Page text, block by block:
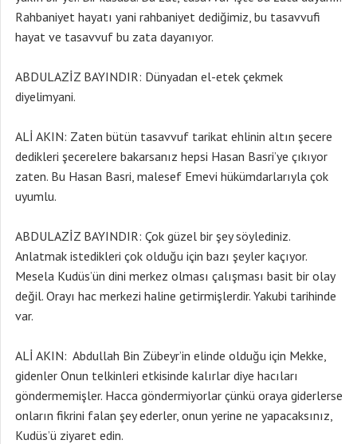
Rahbaniyet hayatı yani rahbaniyet dediğimiz, bu tasavvufi
hayat ve tasavvuf bu zata dayanıyor.
ABDULAZİZ BAYINDIR: Dünyadan el-etek çekmek
diyelimyani.
ALİ AKIN: Zaten bütün tasavvuf tarikat ehlinin altın şecere
dedikleri şecerelere bakarsanız hepsi Hasan Basri’ye çıkıyor
zaten. Bu Hasan Basri, malesef Emevi hükümdarlarıyla çok
uyumlu.
ABDULAZİZ BAYINDIR: Çok güzel bir şey söylediniz.
Anlatmak istedikleri çok olduğu için bazı şeyler kaçıyor.
Mesela Kudüs’ün dini merkez olması çalışması basit bir olay
değil. Orayı hac merkezi haline getirmişlerdir. Yakubi tarihinde
var.
ALİ AKIN: Abdullah Bin Zübeyr’in elinde olduğu için Mekke,
gidenler Onun telkinleri etkisinde kalırlar diye hacıları
göndermemişler. Hacca göndermiyorlar çünkü oraya giderlerse
onların fikrini falan şey ederler, onun yerine ne yapacaksınız,
Kudüs’ü ziyaret edin.